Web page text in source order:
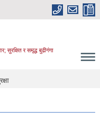
सुरक्षित र समृद्ध बुढीगंगा